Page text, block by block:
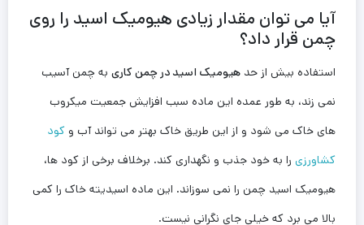
آیا می توان مقدار زیادی هیومیک اسید را روی
چمن قرار داد؟
استفاده بیش از حد هیومیک اسید در چمن کاری به چمن آسیب
نمی زند، به طور عمده این ماده سبب افزایش جمعیت میکروب
های خاک می شود و از این طریق خاک بهتر می تواند آب و کود
کشاورزی را به خود جذب و نگهداری کند. برخلاف برخی از کود ها،
هیومیک اسید چمن را نمی سوزاند. این ماده اسیدیته خاک را کمی
بالا می برد که خیلی جای نگرانی نیست.